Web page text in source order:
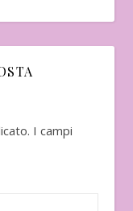
I campi